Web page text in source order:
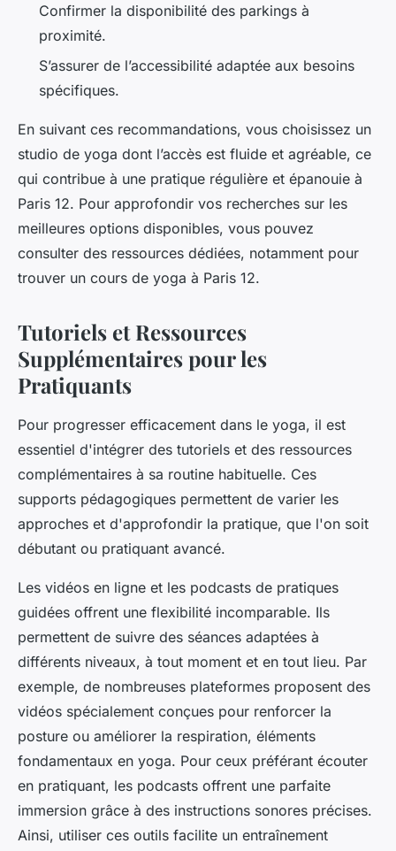
Confirmer la disponibilité des parkings à
proximité.
S’assurer de l’accessibilité adaptée aux besoins
spécifiques.
En suivant ces recommandations, vous choisissez un
studio de yoga dont l’accès est fluide et agréable, ce
qui contribue à une pratique régulière et épanouie à
Paris 12. Pour approfondir vos recherches sur les
meilleures options disponibles, vous pouvez
consulter des ressources dédiées, notamment pour
trouver un cours de yoga à Paris 12.
Tutoriels et Ressources
Supplémentaires pour les
Pratiquants
Pour progresser efficacement dans le yoga, il est
essentiel d'intégrer des tutoriels et des ressources
complémentaires à sa routine habituelle. Ces
supports pédagogiques permettent de varier les
approches et d'approfondir la pratique, que l'on soit
débutant ou pratiquant avancé.
Les vidéos en ligne et les podcasts de pratiques
guidées offrent une flexibilité incomparable. Ils
permettent de suivre des séances adaptées à
différents niveaux, à tout moment et en tout lieu. Par
exemple, de nombreuses plateformes proposent des
vidéos spécialement conçues pour renforcer la
posture ou améliorer la respiration, éléments
fondamentaux en yoga. Pour ceux préférant écouter
en pratiquant, les podcasts offrent une parfaite
immersion grâce à des instructions sonores précises.
Ainsi, utiliser ces outils facilite un entraînement